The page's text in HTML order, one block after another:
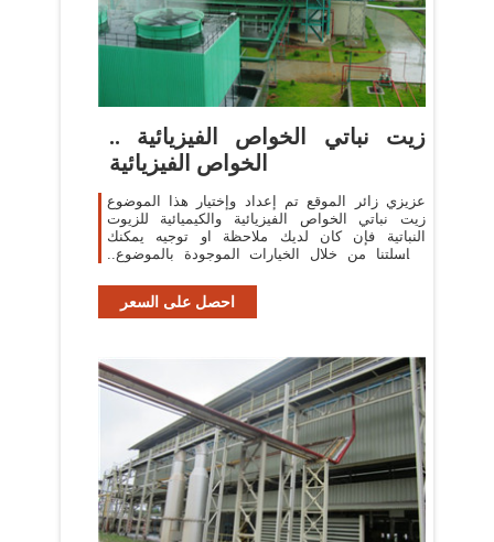
زيت نباتي الخواص الفيزيائية ..
الخواص الفيزيائية
عزيزي زائر الموقع تم إعداد وإختيار هذا الموضوع
زيت نباتي الخواص الفيزيائية والكيميائية للزيوت
النباتية فإن كان لديك ملاحظة او توجيه يمكنك
مراسلتنا من خلال الخيارات الموجودة بالموضوع..
احصل على السعر